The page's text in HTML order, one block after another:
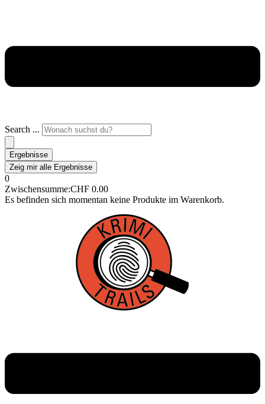
Search ...
Ergebnisse
Zeig mir alle Ergebnisse
0
Zwischensumme:CHF 0.00
Es befinden sich momentan keine Produkte im Warenkorb.